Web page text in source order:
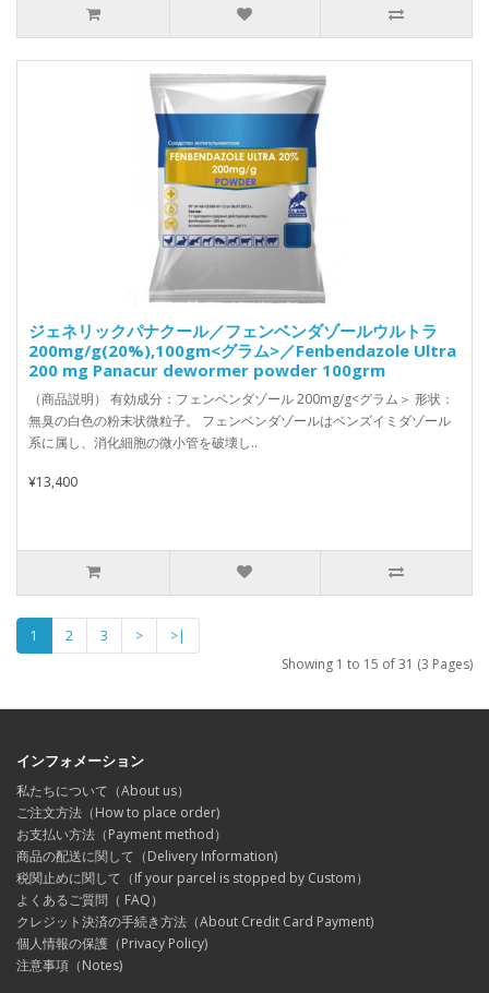
ジェネリックパナクール／フェンベンダゾールウルトラ
200mg/g(20%),100gm<グラム>／Fenbendazole Ultra
200 mg Panacur dewormer powder 100grm
（商品説明） 有効成分：フェンベンダゾール 200mg/g<グラム＞ 形状：
無臭の白色の粉末状微粒子。 フェンベンダゾールはベンズイミダゾール
系に属し、消化細胞の微小管を破壊し..
¥13,400
1 2 3 >
>|
Showing 1 to 15 of 31 (3 Pages)
インフォメーション
私たちについて（About us）
ご注文方法（How to place order)
お支払い方法（Payment method）
商品の配送に関して（Delivery Information)
税関止めに関して（If your parcel is stopped by Custom）
よくあるご質問（ FAQ）
クレジット決済の手続き方法（About Credit Card Payment)
個人情報の保護（Privacy Policy)
注意事項（Notes)